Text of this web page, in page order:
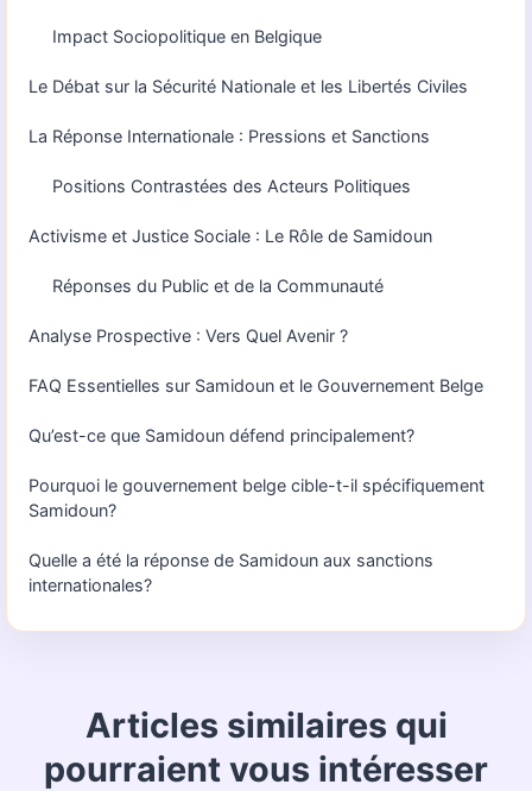
Impact Sociopolitique en Belgique
Le Débat sur la Sécurité Nationale et les Libertés Civiles
La Réponse Internationale : Pressions et Sanctions
Positions Contrastées des Acteurs Politiques
Activisme et Justice Sociale : Le Rôle de Samidoun
Réponses du Public et de la Communauté
Analyse Prospective : Vers Quel Avenir ?
FAQ Essentielles sur Samidoun et le Gouvernement Belge
Qu’est-ce que Samidoun défend principalement?
Pourquoi le gouvernement belge cible-t-il spécifiquement
Samidoun?
Quelle a été la réponse de Samidoun aux sanctions
internationales?
Articles similaires qui
pourraient vous intéresser